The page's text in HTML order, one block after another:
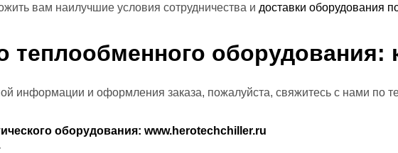
вам наилучшие условия сотрудничества и доставки оборудования
теплообменного оборудования:
информации и оформления заказа, пожалуйста, свяжитесь с нами по
оборудования: www.herotechchiller.ru